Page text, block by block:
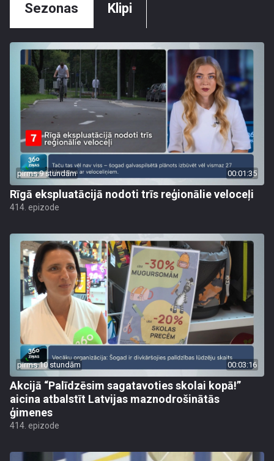
Sezonas Klipi
pirms 9 stundām 00:01:35
Rīgā ekspluatācijā nodoti trīs reģionālie veloceļi
414. epizode
pirms 10 stundām 00:03:16
Akcijā “Palīdzēsim sagatavoties skolai kopā!”
aicina atbalstīt Latvijas maznodrošinātās
ģimenes
414. epizode